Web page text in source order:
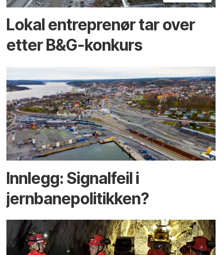
Lokal entreprenør tar over
etter B&G-konkurs
Innlegg: Signalfeil i
jernbanepolitikken?